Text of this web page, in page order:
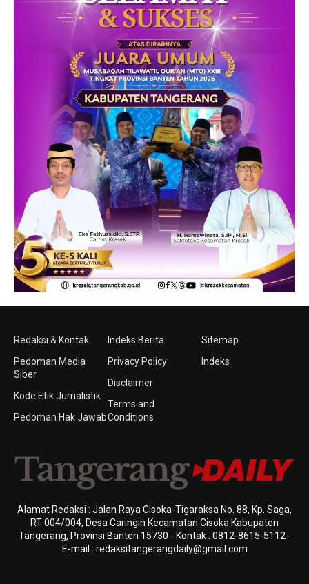
Redaksi & Kontak
Pedoman Media
Siber
Kode Etik Jurnalistik
Pedoman Hak Jawab
Indeks Berita
Privacy Policy
Disclaimer
Terms and
Conditions
Sitemap
Indeks
Alamat Redaksi : Jalan Raya Cisoka-Tigaraksa No. 88, Kp. Saga,
RT 004/004, Desa Caringin Kecamatan Cisoka Kabupaten
Tangerang, Provinsi Banten 15730 - Kontak : 0812-8615-5112 -
E-mail : redaksitangerangdaily@gmail.com